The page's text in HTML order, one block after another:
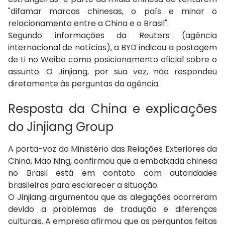
"difamar marcas chinesas, o país e minar o
relacionamento entre a China e o Brasil".
Segundo informações da Reuters (agência
internacional de notícias), a BYD indicou a postagem
de Li no Weibo como posicionamento oficial sobre o
assunto. O Jinjiang, por sua vez, não respondeu
diretamente às perguntas da agência.
Resposta da China e explicações
do Jinjiang Group
A porta-voz do Ministério das Relações Exteriores da
China, Mao Ning, confirmou que a embaixada chinesa
no Brasil está em contato com autoridades
brasileiras para esclarecer a situação.
O Jinjiang argumentou que as alegações ocorreram
devido a problemas de tradução e diferenças
culturais. A empresa afirmou que as perguntas feitas